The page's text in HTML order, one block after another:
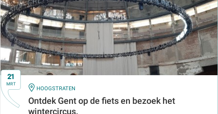
21
MRT
IN
HOOGSTRATEN
Ontdek Gent op de fiets en bezoek het
wintercircus.